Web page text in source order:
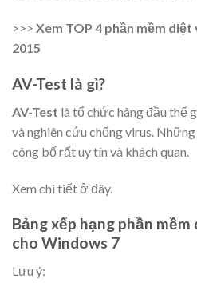
>>> Xem TOP 4 phần mềm
2015
AV-Test là gì?
AV-Test là tổ chức hàng đầu thế
và nghiên cứu chống virus.
công bố rất uy tín và khách quan.
Xem chi tiết ở đây.
Bảng xếp hạng phần
cho Windows 7
Lưu ý: